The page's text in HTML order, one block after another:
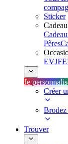
Sticker
Pères
EVJF
Je
Créer
Brodez
Trouver